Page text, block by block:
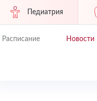
Педиатрия
Расписание Новости